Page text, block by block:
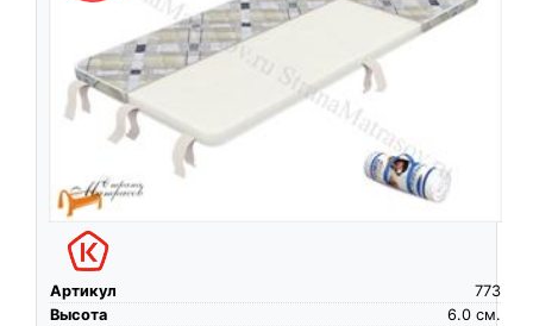
Артикул
773
Высота
см.
6.0